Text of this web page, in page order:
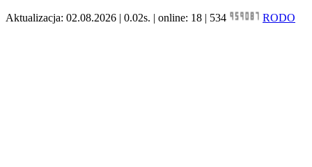
Aktualizacja: 02.08.2026 | 0.02s. | online: 18 | 534 RODO